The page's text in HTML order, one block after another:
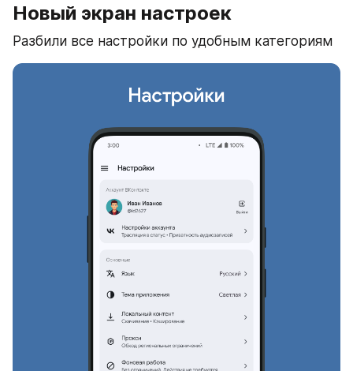
Новый экран настроек
Разбили все настройки по удобным категориям